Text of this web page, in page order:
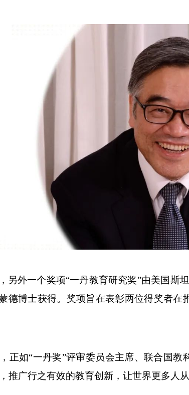
另外一个奖项“一丹教育研究奖”由美国斯
德博士获得。奖项旨在表彰两位得奖者在
正如“一丹奖”评审委员会主席、联合国
推广行之有效的教育创新，让世界更多人从